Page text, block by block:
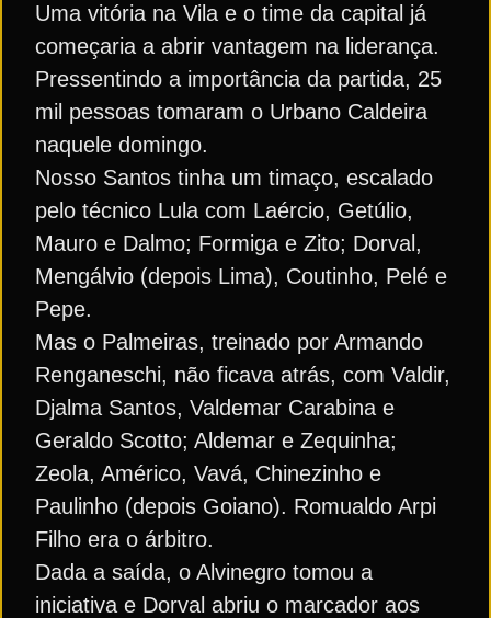
Uma vitória na Vila e o time da capital já
começaria a abrir vantagem na liderança.
Pressentindo a importância da partida, 25
mil pessoas tomaram o Urbano Caldeira
naquele domingo.
Nosso Santos tinha um timaço, escalado
pelo técnico Lula com Laércio, Getúlio,
Mauro e Dalmo; Formiga e Zito; Dorval,
Mengálvio (depois Lima), Coutinho, Pelé e
Pepe.
Mas o Palmeiras, treinado por Armando
Renganeschi, não ficava atrás, com Valdir,
Djalma Santos, Valdemar Carabina e
Geraldo Scotto; Aldemar e Zequinha;
Zeola, Américo, Vavá, Chinezinho e
Paulinho (depois Goiano). Romualdo Arpi
Filho era o árbitro.
Dada a saída, o Alvinegro tomou a
iniciativa e Dorval abriu o marcador aos